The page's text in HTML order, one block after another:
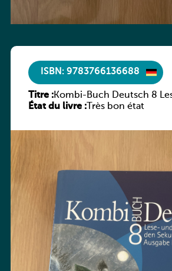
ISBN: 9783766136688
Titre :Kombi-Buch Deutsch 8
Sprachbuch
État du livre :Très bon état